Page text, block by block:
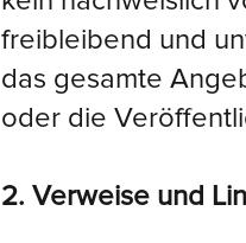
freibleibend und
das gesamte
oder die
2. Verweise und